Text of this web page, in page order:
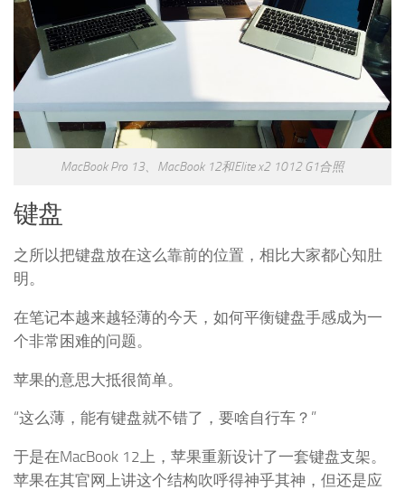
MacBook Pro 13、MacBook 12和Elite x2 1012 G1合照
键盘
之所以把键盘放在这么靠前的位置，相比大家都心知肚
明。
在笔记本越来越轻薄的今天，如何平衡键盘手感成为一
个非常困难的问题。
苹果的意思大抵很简单。
“这么薄，能有键盘就不错了，要啥自行车？”
于是在MacBook 12上，苹果重新设计了一套键盘支架。
苹果在其官网上讲这个结构吹呼得神乎其神，但还是应